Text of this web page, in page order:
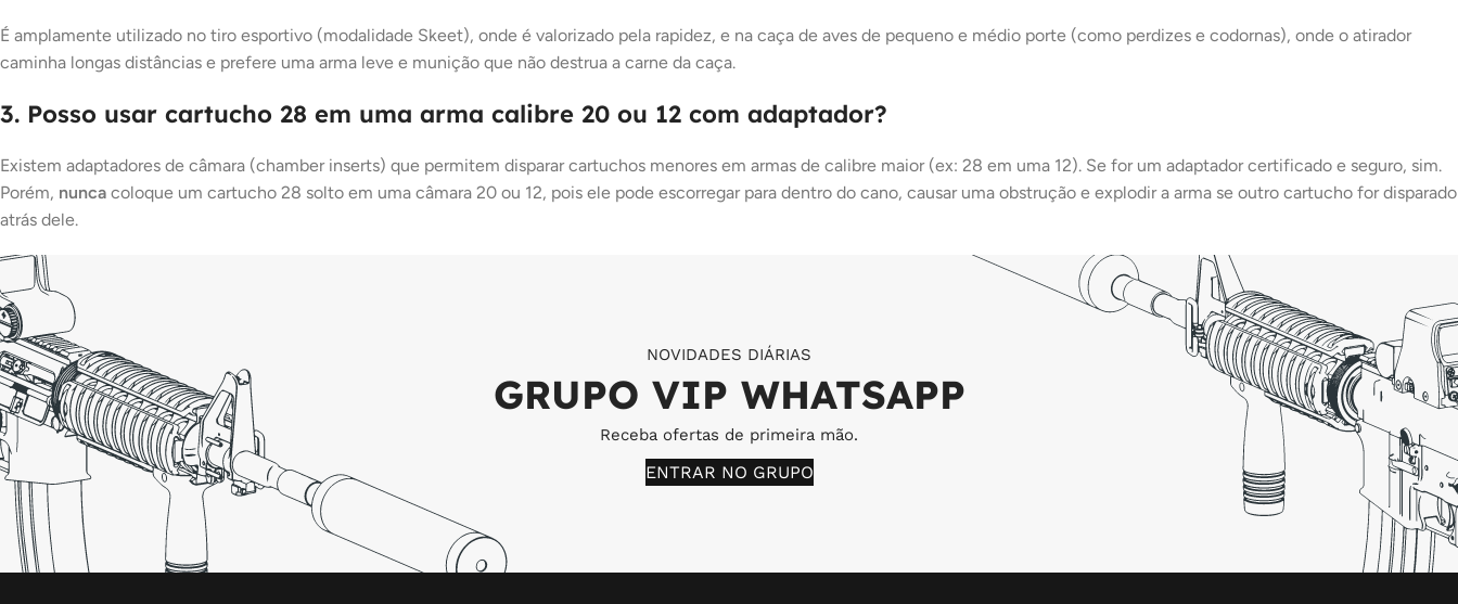
É amplamente utilizado no tiro esportivo (modalidade Skeet), onde é valorizado pela rapidez, e na caça de aves de pequeno e médio porte (como perdizes e codornas), onde o atirador
caminha longas distâncias e prefere uma arma leve e munição que não destrua a carne da caça.
3. Posso usar cartucho 28 em uma arma calibre 20 ou 12 com adaptador?
Existem adaptadores de câmara (chamber inserts) que permitem disparar cartuchos menores em armas de calibre maior (ex: 28 em uma 12). Se for um adaptador certificado e seguro, sim.
Porém, nunca coloque um cartucho 28 solto em uma câmara 20 ou 12, pois ele pode escorregar para dentro do cano, causar uma obstrução e explodir a arma se outro cartucho for disparado
atrás dele.
NOVIDADES DIÁRIAS
GRUPO VIP WHATSAPP
Receba ofertas de primeira mão.
ENTRAR NO GRUPO